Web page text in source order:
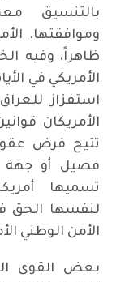
بالتنسيق
وموافقتها.
ظاهراً، وفيه
الأمريكي في
استفزاز
الأمريكان
تتيح فرض
فصيل أو جهة
تسميها
لنفسها الحق
الأمن الوطني
بعض القوى